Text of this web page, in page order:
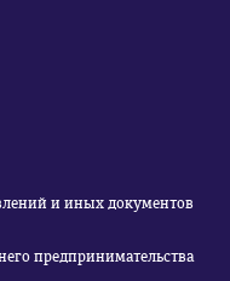
и иных документов
предпринимательства